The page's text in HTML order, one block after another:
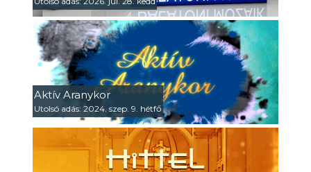
Aktív Aranykor
Utolsó adás: 2024. szep. 9. hétfő